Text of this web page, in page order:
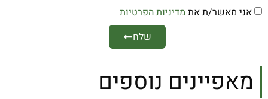
אני מאשר/ת את מדיניות הפרטיות
שלח
מאפיינים נוספים